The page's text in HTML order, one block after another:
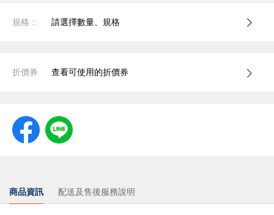
規格： 請選擇數量、規格
折價券 查看可使用的折價券
商品資訊 配送及售後服務說明